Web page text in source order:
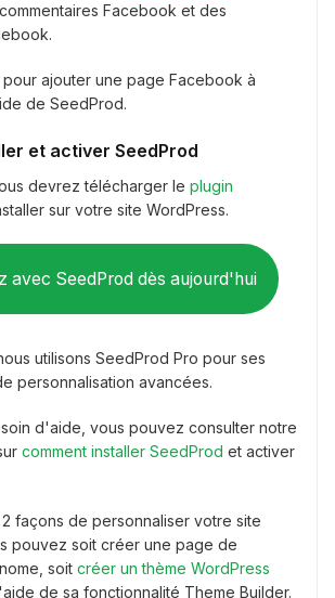
commentaires Facebook et des
ajouter une page Facebook à
de SeedProd.
et activer SeedProd
devrez télécharger le plugin
sur votre site WordPress.
avec SeedProd dès aujourd'hui
utilisons SeedProd Pro pour ses
personnalisation avancées.
d'aide, vous pouvez consulter notre
comment installer SeedProd et activer
façons de personnaliser votre site
pouvez soit créer une page de
soit créer un thème WordPress
de sa fonctionnalité Theme Builder.